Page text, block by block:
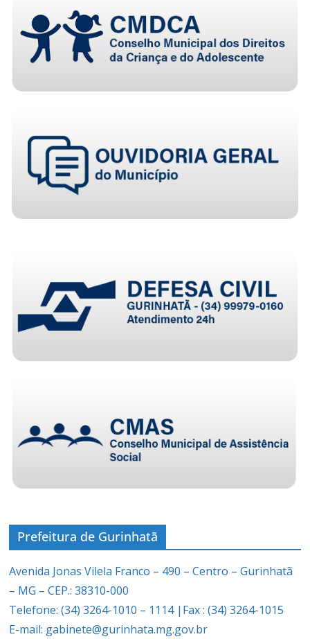
Prefeitura de Gurinhatã
Avenida Jonas Vilela Franco – 490 – Centro – Gurinhatã
– MG – CEP.: 38310-000
Telefone: (34) 3264-1010 – 1114 |Fax : (34) 3264-1015
E-mail: gabinete@gurinhata.mg.gov.br